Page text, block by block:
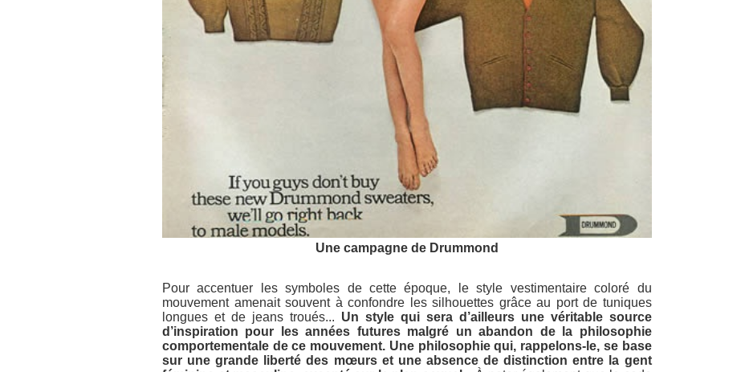
Une campagne de Drummond
Pour accentuer les symboles de cette époque, le style vestimentaire coloré du
mouvement amenait souvent à confondre les silhouettes grâce au port de tuniques
longues et de jeans troués... Un style qui sera d’ailleurs une véritable source
d’inspiration pour les années futures malgré un abandon de la philosophie
comportementale de ce mouvement. Une philosophie qui, rappelons-le, se base
sur une grande liberté des mœurs et une absence de distinction entre la gent